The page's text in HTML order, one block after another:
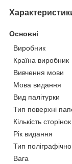
Основні
Виробник
Країна виробник
Вивчення мови
Мова видання
Вид палітурки
Тип поверхні
Кількість сторінок
Рік видання
Тип
Вага